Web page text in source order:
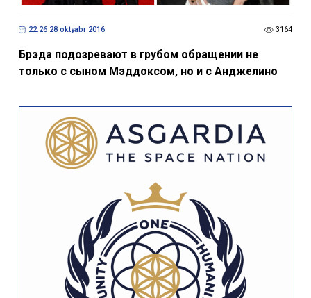
22:26 28 oktyabr 2016 3164
Брэда подозревают в грубом обращении не
только с сыном Мэддоксом, но и с Анджелино